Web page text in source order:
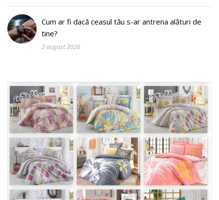
Cum ar fi dacă ceasul tău s-ar antrena alături de
tine?
3 august 2026